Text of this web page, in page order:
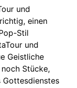
und
einen
Stil
und
Geistliche
Stücke,
Gottesdienstes